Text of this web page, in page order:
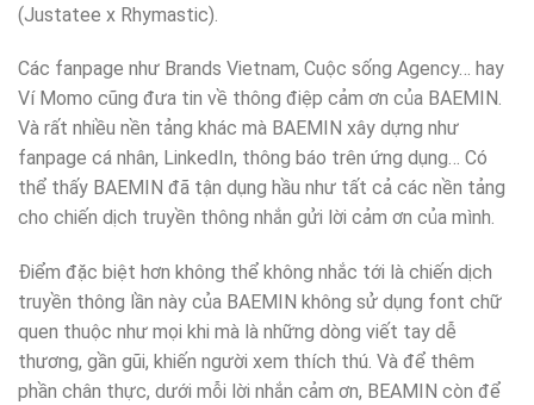
(Justatee x Rhymastic).
Các fanpage như Brands Vietnam, Cuộc sống Agency… hay
Ví Momo cũng đưa tin về thông điệp cảm ơn của BAEMIN.
Và rất nhiều nền tảng khác mà BAEMIN xây dựng như
fanpage cá nhân, LinkedIn, thông báo trên ứng dụng… Có
thể thấy BAEMIN đã tận dụng hầu như tất cả các nền tảng
cho chiến dịch truyền thông nhắn gửi lời cảm ơn của mình.
Điểm đặc biệt hơn không thể không nhắc tới là chiến dịch
truyền thông lần này của BAEMIN không sử dụng font chữ
quen thuộc như mọi khi mà là những dòng viết tay dễ
thương, gần gũi, khiến người xem thích thú. Và để thêm
phần chân thực, dưới mỗi lời nhắn cảm ơn, BEAMIN còn để